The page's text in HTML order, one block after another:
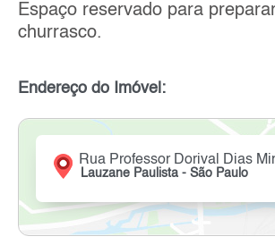
Espaço reservado para
churrasco.
Endereço do Imóvel:
Rua Professor Dorival Dias
Lauzane Paulista - São Paulo